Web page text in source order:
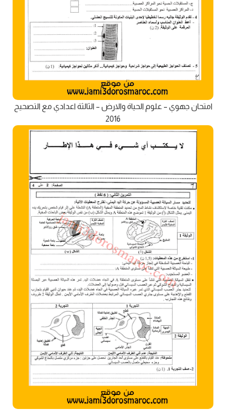
امتحان جهوي – علوم الحياة والارض – الثالثة اعدادي مع التصحيح
2016